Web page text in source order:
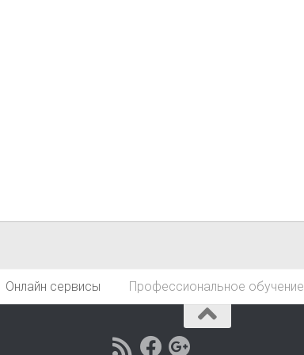
Онлайн сервисы Профессиональное обучение